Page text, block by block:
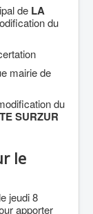
de LA
du
mairie de
du
SURZUR
le
jeudi 8
apporter